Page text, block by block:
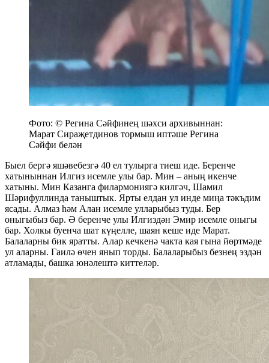
Фото: © Регина Сәйфинең шәхси архивыннан:
Марат Сираҗетдинов тормыш иптәше Регина
Сәйфи белән
Быел бергә яшәвебезгә 40 ел тулырга тиеш иде. Беренче
хатыныннан Илгиз исемле улы бар. Мин – аның икенче
хатыны. Мин Казанга филармониягә килгәч, Шамил
Шәрифуллинда таныштык. Ярты елдан ул инде миңа тәкъдим
ясады. Алмаз һәм Алан исемле улларыбыз туды. Бер
оныгыбыз бар. Ә беренче улы Илгиздән Эмир исемле оныгы
бар. Холкы буенча шат күңелле, шаян кеше иде Марат.
Балаларны бик яратты. Алар кечкенә чакта кая гына йөртмәде
ул аларны. Гаилә өчен янып торды. Балаларыбыз безнең эздән
атламады, башка юнәлештә киттеләр.